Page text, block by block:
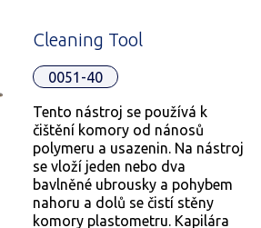
Cleaning Tool
0051-40
Tento nástroj se používá k
čištění komory od nánosů
polymeru a usazenin. Na nástroj
se vloží jeden nebo dva
bavlněné ubrousky a pohybem
nahoru a dolů se čistí stěny
komory plastometru. Kapilára